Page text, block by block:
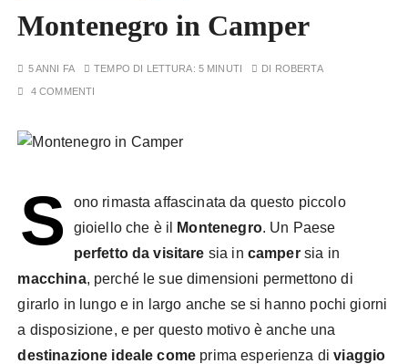
Montenegro in Camper
5 ANNI FA TEMPO DI LETTURA: 5 MINUTI DI ROBERTA
4 COMMENTI
S
ono rimasta affascinata da questo piccolo
gioiello che è il
Montenegro. Un Paese
perfetto da visitare sia in campersia in
macchina, perché le sue dimensioni permettono di
girarlo in lungo e in largo anche se si hanno pochi giorni
a disposizione, e per questo motivo è anche una
destinazione ideale come prima esperienza diviaggio